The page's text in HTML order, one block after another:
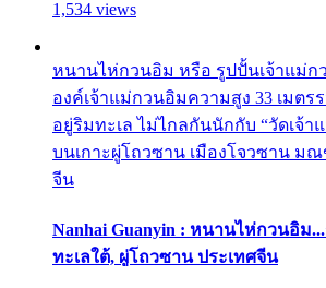
1,534 views
หนานไห่กวนอิม หรือ รูปปั้นเจ้าแม่ก
องค์เจ้าแม่กวนอิมความสูง 33 เมตร
อยู่ริมทะเล ไม่ไกลกันนักกับ “วัดเจ้
บนเกาะผู่โถวซาน เมืองโจวซาน มณ
จีน
Nanhai Guanyin : หนานไห่กวนอิม
ทะเลใต้, ผู่โถวซาน ประเทศจีน